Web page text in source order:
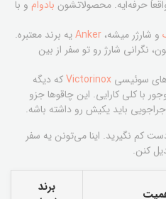
حرفه‌ایه. محصولاتشون بادوام و با
و شارژر میشه، Ankerیه برند معتبره.
نگرانی شارژ رو تو سفر از بین
سوئیسی Victorinoxکه دیگه
با کلی کارایی. این چاقوها جزو
باید یکیش رو داشته باشه.
کم نگیرید. اینا می‌تونن یه سفر
کنن.
برند